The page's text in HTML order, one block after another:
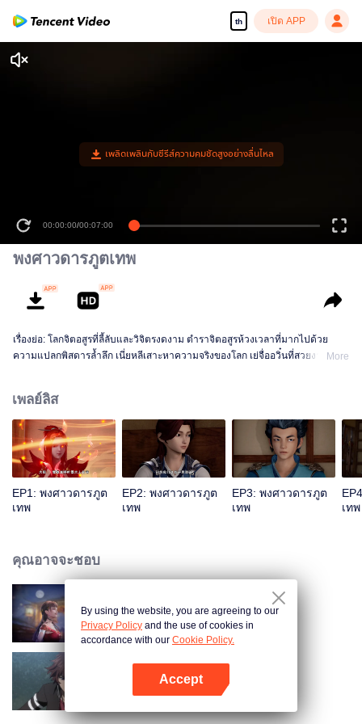
th เปิด APP
00:00:00/00:07:00
พงศาวดารภูตเทพ
เรื่องย่อ: โลกจิตอสูรที่ลี้ลับและวิจิตรงดงาม ตำราจิตอสูรห้วงเวลาที่มากไปด้วย
ความแปลกพิสดารล้ำลึก เนี่ยหลีเสาะหาความจริงของโลก เย่จื่ออวิ๋นที่สวยงามอ่อน
ยาก ฝึกฝนวรยุทธ์ที่ล้ำเลิศที่สุด พลังแห่งจิตอสูรที่แข็งแกร่งที่สุด ก้าวเข้าสู่ระดับ
สูงสุดแห่งวิถียุทธ์ ข้าเนี่ยหลี จะต้องกลายเป็นผู้ฝึกจิตอสูรที่ยิ่งใหญ่ที่สุดให้จงได้!
More
เพลย์ลิส
EP1: พงศาวดารภูต
เทพ
EP2: พงศาวดารภูต
เทพ
EP3: พงศาวดารภูต
เทพ
เทพ
คุณอาจจะชอบ
Chang'An Magical Street
เซียนจอมเวทเต็มพิกัด ซีซัน1
By using the website, you are agreeing to our
Privacy Policy and the use of cookies in
accordance with our Cookie Policy.
Accept